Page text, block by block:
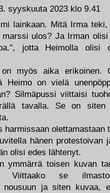
syyskuuta 2023 klo 9.41
lainkaan. Mitä Irma
marssi ulos? Ja Irman
jotta Heimolla
myös aika erikoinen.
Heimo on vielä
Silmäpussi viittaisi
tavalla. Se on
harmissaan olettamastaan
hänen protestoivan
olisi edes lähtenyt.
ymmärrä toisen kuvan
Viittaako se
nousuun ja siten kuvaa,